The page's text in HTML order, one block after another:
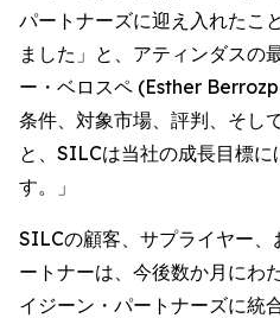
パートナーズに迎え入れたこ
ました」と、アティンダスの
ー・ベロスペ (Esther
条件、対象市場、評判、そし
と、SILCは当社の成長目標に
す。」
SILCの顧客、サプライヤー
ートナーは、今後数か月にわ
イジーン・パートナーズに統